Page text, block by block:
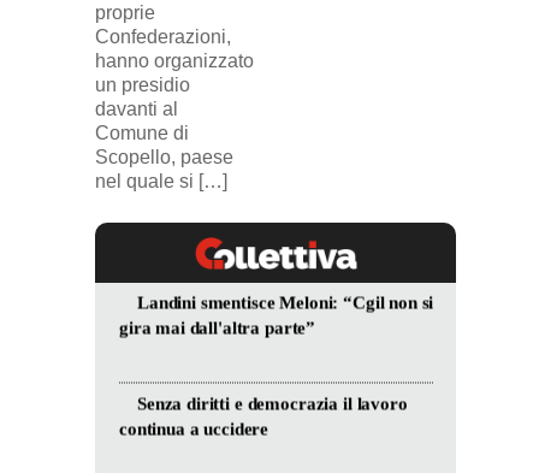
proprie
Confederazioni,
hanno organizzato
un presidio
davanti al
Comune di
Scopello, paese
nel quale si […]